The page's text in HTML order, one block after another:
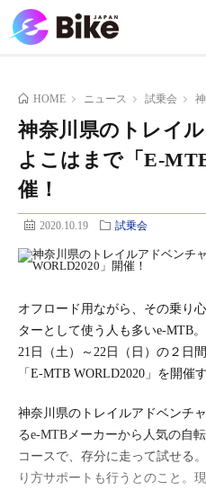
HOME ニュース 試乗会
神奈川県のトレイ
よこはまで「E-
催！
2020.10.19 試乗会
オフロード用ながら、その乗り
ターとして使う人も多いe-MTB
21日（土）～22日（日）の２日
「E-MTB WORLD2020」を開催す
神奈川県のトレイルアドベンチ
るe-MTBメーカーから人気の自
コースで、存分に走って試せる
り方サポートも行うとのこと。